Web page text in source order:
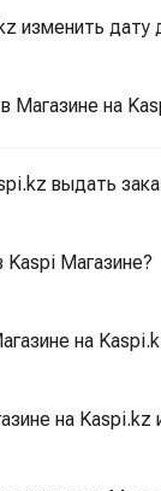
изменить дату
Магазине на
выдать
Kaspi Магазине?
на
на